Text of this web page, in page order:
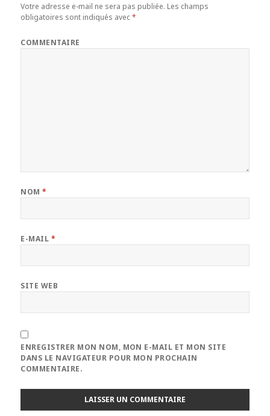
Votre adresse e-mail ne sera pas publiée. Les champs
obligatoires sont indiqués avec*
COMMENTAIRE
NOM*
E-MAIL *
SITE WEB
ENREGISTRER MON NOM, MON E-MAIL ET MON SITE
DANS LE NAVIGATEUR POUR MON PROCHAIN
COMMENTAIRE.